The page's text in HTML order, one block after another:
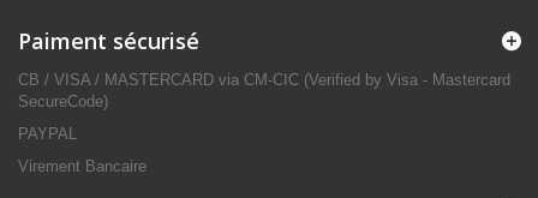
Paiment sécurisé
CB / VISA / MASTERCARD via CM-CIC (Verified by Visa - Mastercard
SecureCode)
PAYPAL
Virement Bancaire